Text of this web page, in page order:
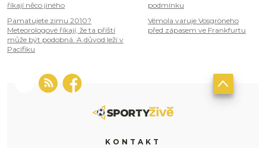
říkají něco jiného
Pamatujete zimu 2010?
Meteorologové říkají, že ta příští
může být podobná. A důvod leží v
Pacifiku
podmínku
Vémola varuje Vosgröneho
před zápasem ve Frankfurtu
KONTAKT